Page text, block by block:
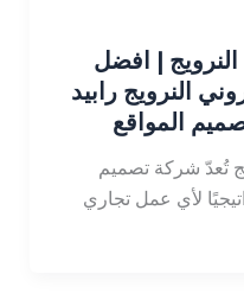
| افضل
النرويج رابيد
شركة تصميم
لأي عمل تجاري